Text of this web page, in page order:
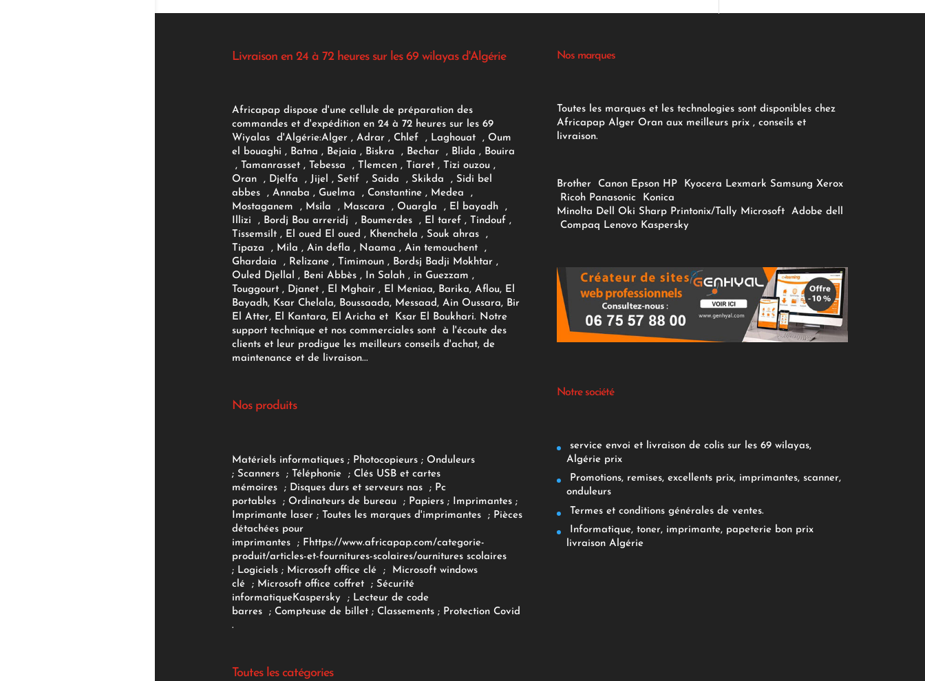
Livraison en 24 à 72 heures sur les 69 wilayas d'Algérie
Africapap dispose d'une cellule de préparation des
commandes et d'expédition en 24 à 72 heures sur les 69
Wiyalas d'Algérie:Alger , Adrar, Chlef , Laghouat , Oum
el bouaghi , Batna , Bejaia , Biskra , Bechar , Blida , Bouira
, Tamanrasset , Tebessa , Tlemcen , Tiaret , Tizi ouzou ,
Oran , Djelfa , Jijel , Setif , Saida , Skikda , Sidi bel
abbes , Annaba , Guelma , Constantine , Medea ,
Mostaganem , Msila , Mascara , Ouargla , El bayadh ,
Illizi , Bordj Bou arreridj , Boumerdes , El taref , Tindouf ,
Tissemsilt , El oued El oued , Khenchela , Souk ahras ,
Tipaza , Mila , Ain defla , Naama , Ain temouchent ,
Ghardaia , Relizane , Timimoun , Bordsj Badji Mokhtar ,
Ouled Djellal , Beni Abbès , In Salah , in Guezzam ,
Touggourt , Djanet , El Mghair , El Meniaa, Barika, Aflou, El
Bayadh, Ksar Chelala, Boussaada, Messaad, Ain Oussara, Bir
El Atter, El Kantara, El Aricha et Ksar El Boukhari. Notre
support technique et nos commerciales sont à l'écoute des
clients et leur prodigue les meilleurs conseils d'achat, de
maintenance et de livraison...
Nos produits
Matériels informatiques; Photocopieurs; Onduleurs
; Scanners ; Téléphonie ; Clés USB et cartes
mémoires
; Disques durs et serveurs nas ; Pc
portables
; Ordinateurs de bureau ; Papiers; Imprimantes;
Imprimante laser; Toutes les marques d'imprimantes ; Pièces
détachées pour
imprimantes
; F https://www.africapap.com/categorie-
produit/articles-et-fournitures-scolaires/ournitures scolaires
; Logiciels ; Microsoft office clé ;
Microsoft windows
clé; Microsoft office coffret ; Sécurité
informatiqueKaspersky ; Lecteur de code
barres
; Compteuse de billet; Classements ; Protection Covid
.
Toutes les catégories
Nos marques
Toutes les marques et les technologies sont disponibles chez
Africapap Alger Oran aux meilleurs prix , conseils et
livraison.
Brother Canon Epson HP Kyocera Lexmark Samsung Xerox
Ricoh Panasonic
Konica
Minolta Dell Oki Sharp Printonix/Tally Microsoft Adobe dell
Compaq Lenovo Kaspersky
Notre société
service envoi et livraison de colis sur les 69 wilayas,
Algérie prix
Promotions, remises, excellents prix, imprimantes, scanner,
onduleurs
Termes et conditions générales de ventes.
Informatique, toner, imprimante, papeterie bon prix
livraison Algérie